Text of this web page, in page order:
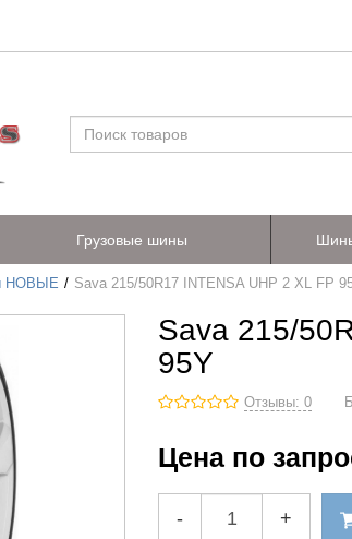
Грузовые шины
НОВЫЕ Sava 215/50R17 INTENSA UHP 2 XL FP
Sava 215/
95Y
Отзывы: 0
Цена по
- +